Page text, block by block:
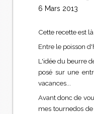
6 Mars 2013
Cette recette est
Entre le poisson
L'idée du beurre
posé sur une
vacances...
Avant donc de
mes tournedos